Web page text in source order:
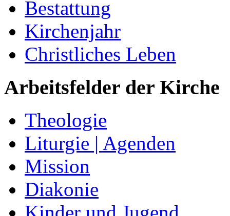
Bestattung
Kirchenjahr
Christliches Leben
Arbeitsfelder der Kirche
Theologie
Liturgie | Agenden
Mission
Diakonie